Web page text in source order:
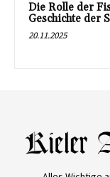
Die Rolle der
Geschichte der
20.11.2025